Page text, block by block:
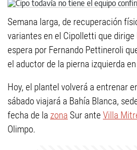
Semana larga, de recuperación
variantes en el Cipolletti que dirige
espera por Fernando Pettineroli
el aductor de la pierna izquierda
Hoy, el plantel volverá a entrenar
sábado viajará a Bahía Blanca,
fecha de la zona Sur ante Villa
Olimpo.